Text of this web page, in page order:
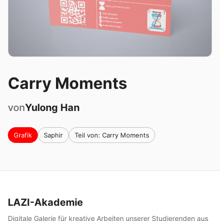
Carry Moments
vonYulong Han
Grafik Saphir Teil von: Carry Moments
LAZI-Akademie
Digitale Galerie für kreative Arbeiten unserer Studierenden aus